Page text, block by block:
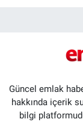
Güncel emlak
hakkında içerik
bilgi